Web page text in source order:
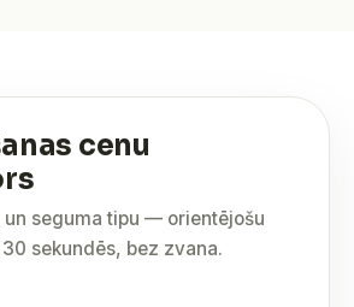
cenu
seguma tipu — orientējošu
sekundēs, bez zvana.